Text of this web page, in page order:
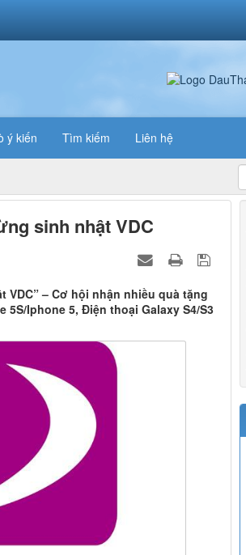
ý kiến Tìm kiếm Liên hệ
sinh nhật VDC
– Cơ hội nhận nhiều quà tặng
5S/Iphone 5, Điện thoại Galaxy S4/S3